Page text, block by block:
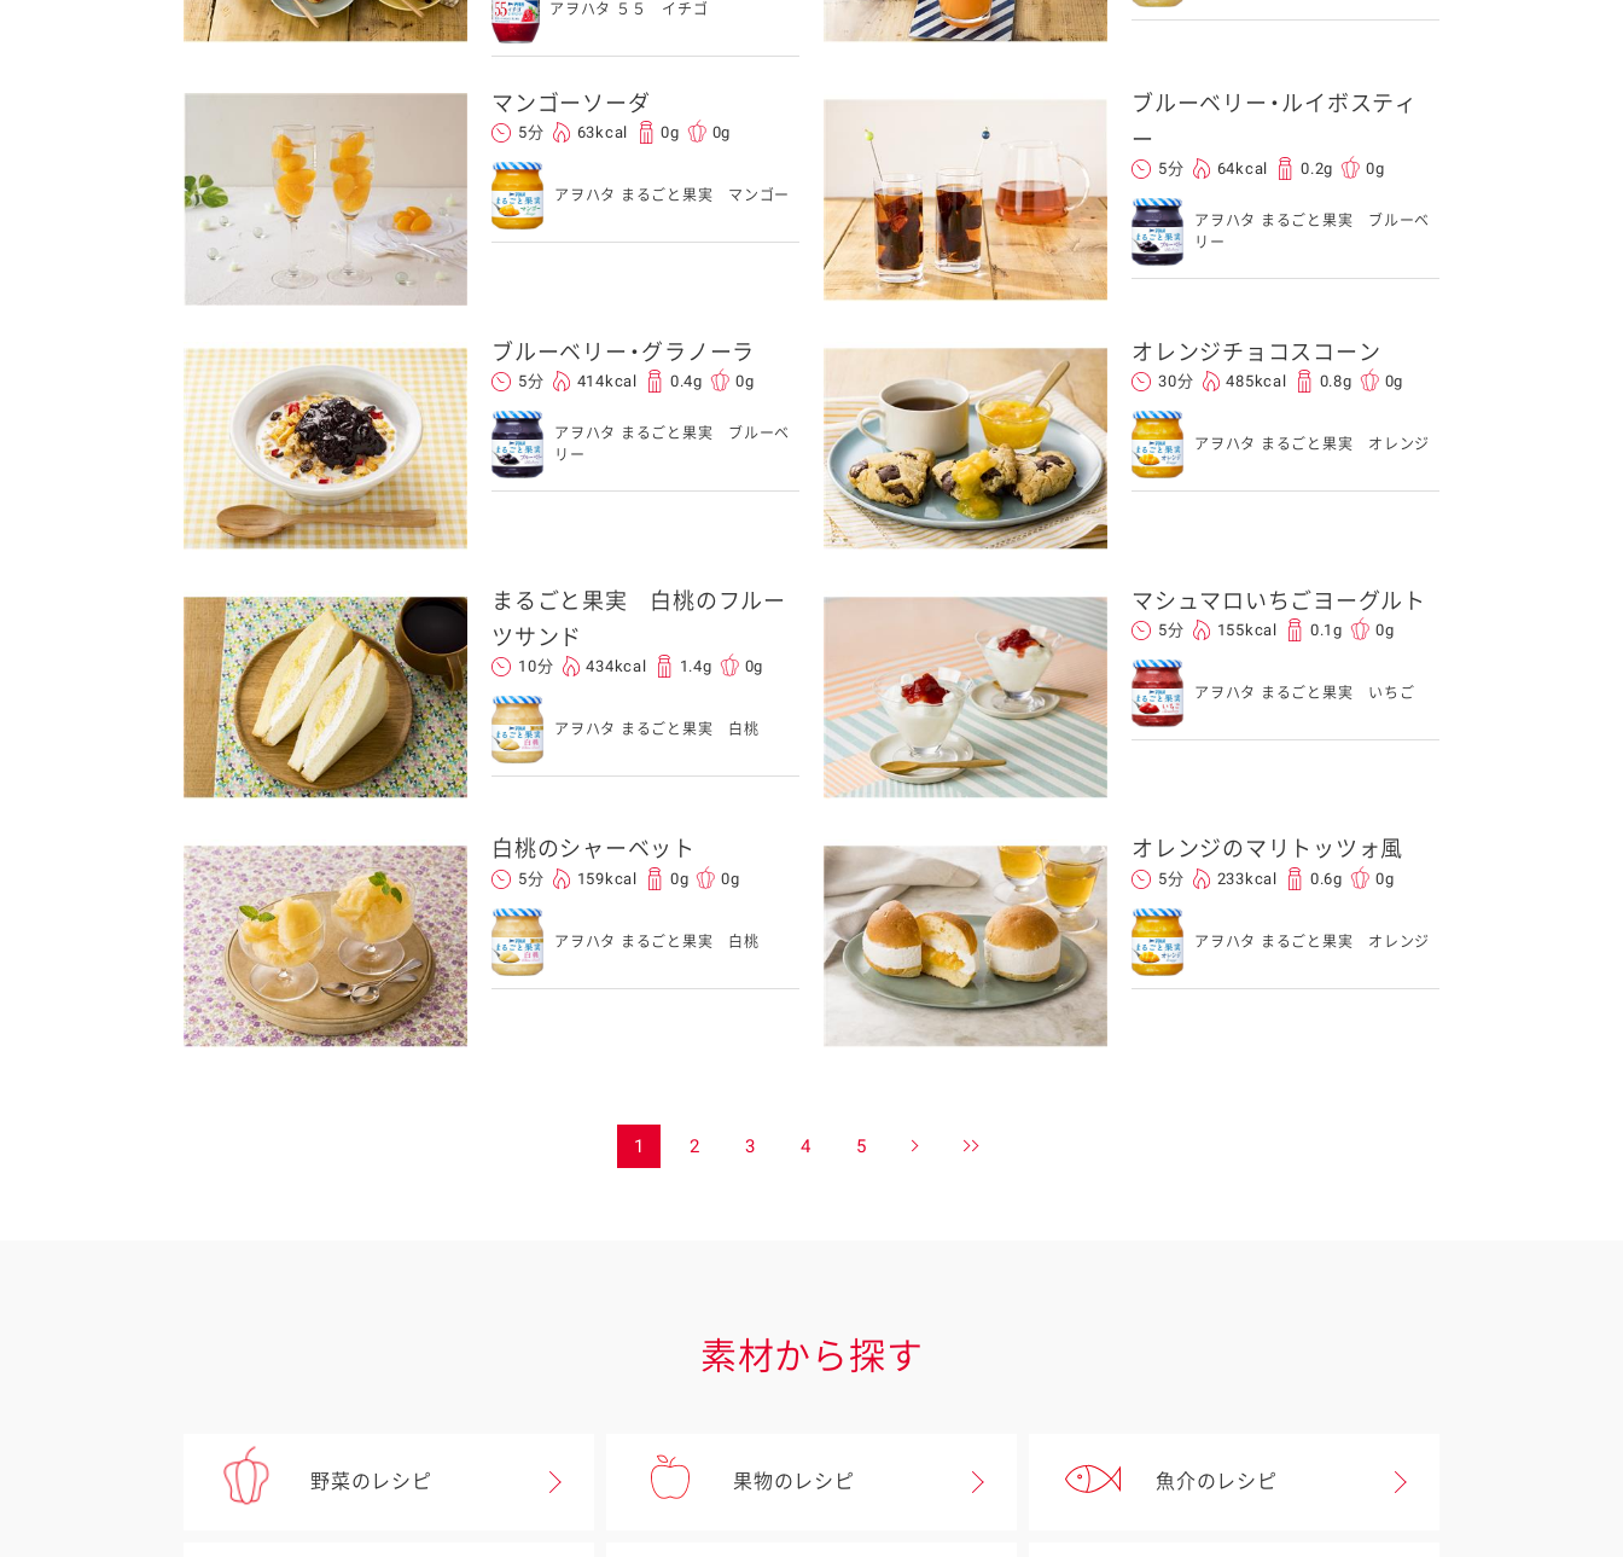
アヲハタ ５５ イチゴ
マンゴーソーダ
5分 63kcal 0g 0g
アヲハタ まるごと果実 マンゴー
ブルーベリー・ルイボスティ
ー
5分 64kcal 0.2g 0g
アヲハタ まるごと果実 ブルーベ
リー
ブルーベリー・グラノーラ
5分 414kcal 0.4g 0g
アヲハタ まるごと果実 ブルーベ
リー
オレンジチョコスコーン
30分 485kcal 0.8g 0g
アヲハタ まるごと果実 オレンジ
まるごと果実 白桃のフルー
ツサンド
10分 434kcal 1.4g 0g
アヲハタ まるごと果実 白桃
マシュマロいちごヨーグルト
5分 155kcal 0.1g 0g
アヲハタ まるごと果実 いちご
白桃のシャーベット
5分 159kcal 0g 0g
アヲハタ まるごと果実 白桃
オレンジのマリトッツォ風
5分 233kcal 0.6g 0g
アヲハタ まるごと果実 オレンジ
1 2 3 4 5
素材から探す
野菜のレシピ 果物のレシピ 魚介のレシピ